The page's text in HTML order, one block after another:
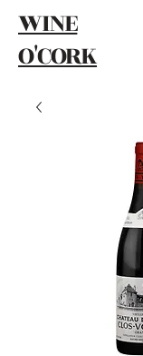
WINE
O'CORK